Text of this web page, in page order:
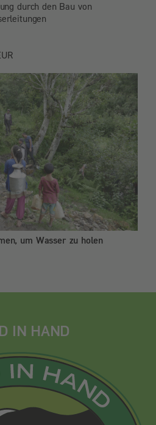
durch den Bau von
um Wasser zu holen
IN HAND